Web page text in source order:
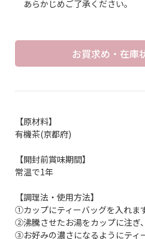
あらかじめご了承ください。
お買求め・在庫
【原材料】
有機茶(京都府)
【開封前賞味期間】
常温で1年
【調理法・使用方法】
①カップにティーバッグを入れます
②沸騰させたお湯をカップに注ぎ
③お好みの濃さになるようにティ